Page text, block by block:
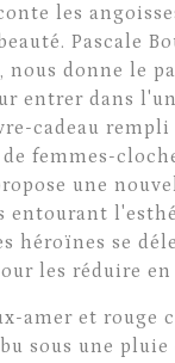
les
Pascale
donne le
entrer dans
cadeau
femmes-
une
entourant
héroïnes se
les réduire
amer et rouge
sous une pluie